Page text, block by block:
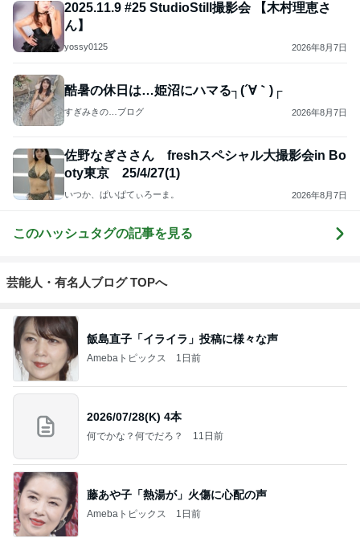
2025.11.9 #25 StudioStill撮影会 【木村理恵さ
ん】
yossy0125 2026年8月7日
酷暑の休日は…姫沼にハマる┐(´∀｀)┌
すぎみきの…ブログ 2026年8月7日
佐野なぎささん freshスペシャル大撮影会in Bo
oty東京 25/4/27(1)
いつか、ぱいぱてぃろーま。 2026年8月7日
このハッシュタグの記事を見る
芸能人・有名人ブログ TOPへ
飯島直子「イライラ」投稿に様々な声
Amebaトピックス 1日前
2026/07/28(K) 4本
何でかな？何でだろ？ 11日前
藤あや子「熱湯が」火傷に心配の声
Amebaトピックス 1日前